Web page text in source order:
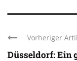
Vorheriger
Düsseldorf: Ein